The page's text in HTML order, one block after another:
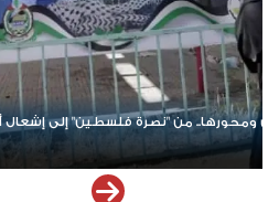
من صنع الأزمة لا يقود الحل؟.. تحالف جديد
ملف إخفاقات التحالف العربي في اليمن